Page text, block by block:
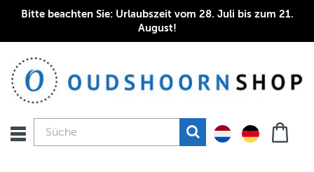
Bitte beachten Sie: Urlaubszeit vom 28. Juli bis zum 21.
August!